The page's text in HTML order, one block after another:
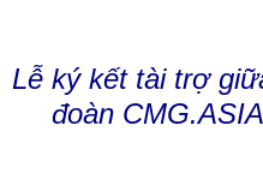
Lễ ký kết tài trợ
đoàn